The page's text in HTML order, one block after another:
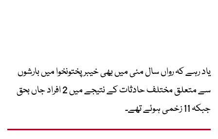
یاد رہے کہ رواں سال مئی میں بھی خیبرپختونخوا میں بارشوں
سے متعلق مختلف حادثات کے نتیجے میں 2 افراد جاں بحق
جبکہ 11 زخمی ہوئے تھے۔